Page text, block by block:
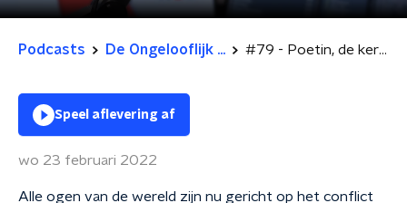
Podcasts De Ongelooflijk ... #79 - Poetin, de kerk en de (religieuze) geschiedenis achter het conflict tussen Rusland, Oekraïne en het Westen
Speel aflevering af
wo 23 februari 2022
Alle ogen van de wereld zijn nu gericht op het conflict